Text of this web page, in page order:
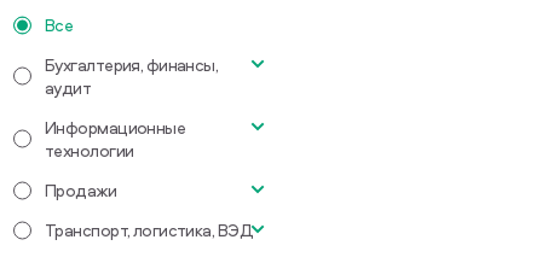
Все
Бухгалтерия, финансы,
аудит
Главный бухгалтер
Информационные
технологии
Водитель категории СЕ
Продажи
Торговый представитель
Транспорт, логистика, ВЭД